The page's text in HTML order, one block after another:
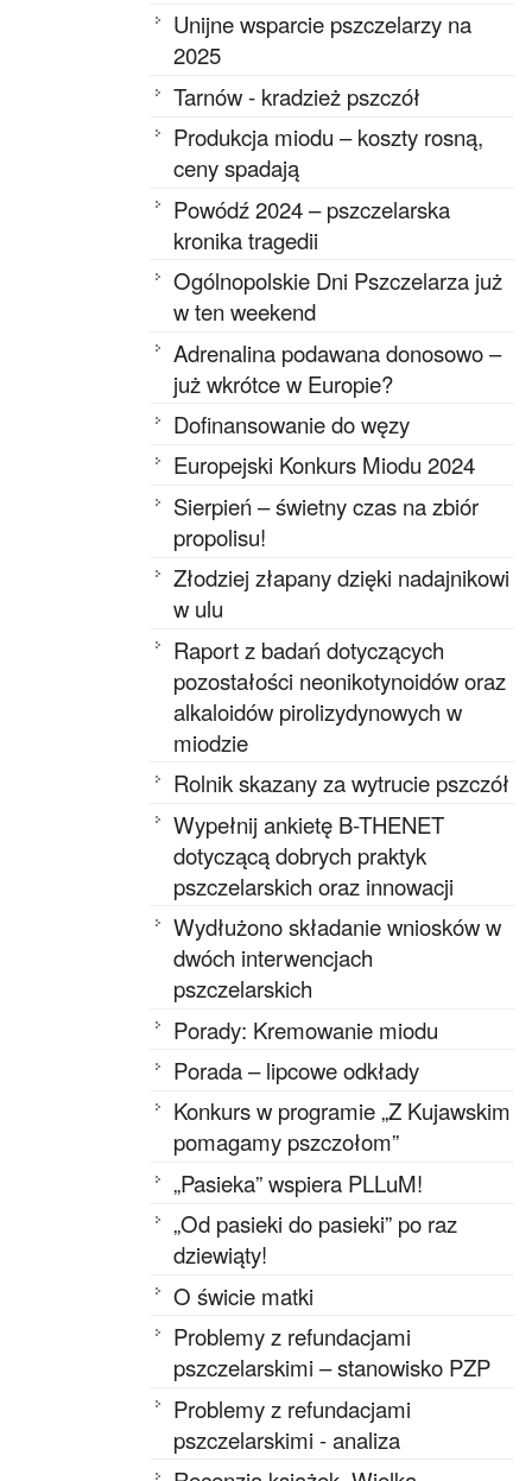
Unijne wsparcie pszczelarzy na
2025
Tarnów - kradzież pszczół
Produkcja miodu – koszty rosną,
ceny spadają
Powódź 2024 – pszczelarska
kronika tragedii
Ogólnopolskie Dni Pszczelarza już
w ten weekend
Adrenalina podawana donosowo –
już wkrótce w Europie?
Dofinansowanie do węzy
Europejski Konkurs Miodu 2024
Sierpień – świetny czas na zbiór
propolisu!
Złodziej złapany dzięki nadajnikowi
w ulu
Raport z badań dotyczących
pozostałości neonikotynoidów oraz
alkaloidów pirolizydynowych w
miodzie
Rolnik skazany za wytrucie pszczół
Wypełnij ankietę B-THENET
dotyczącą dobrych praktyk
pszczelarskich oraz innowacji
Wydłużono składanie wniosków w
dwóch interwencjach
pszczelarskich
Porady: Kremowanie miodu
Porada – lipcowe odkłady
Konkurs w programie „Z Kujawskim
pomagamy pszczołom”
„Pasieka” wspiera PLLuM!
„Od pasieki do pasieki” po raz
dziewiąty!
O świcie matki
Problemy z refundacjami
pszczelarskimi – stanowisko PZP
Problemy z refundacjami
pszczelarskimi - analiza